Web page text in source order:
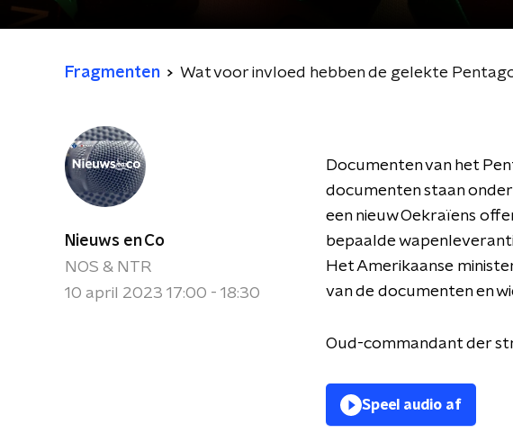
Fragmenten Wat voor invloed hebben de gelekte
Nieuws en Co
NOS & NTR
10 april 2023 17:00 - 18:30
Documenten van het
documenten staan
een nieuw Oekraïens
bepaalde
Het Amerikaanse
van de documenten en
Oud-commandant der
Speel audio af